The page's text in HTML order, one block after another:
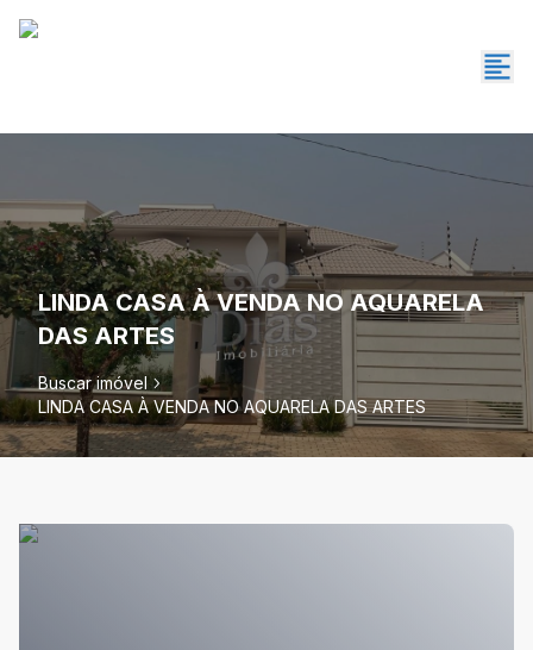
LINDA CASA À VENDA NO AQUARELA
DAS ARTES
Buscar imóvel
LINDA CASA À VENDA NO AQUARELA DAS ARTES